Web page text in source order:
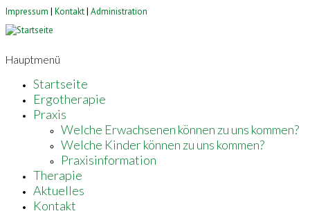
Impressum | Kontakt| Administration
Hauptmenü
Startseite
Ergotherapie
Praxis
Welche Erwachsenen können zu uns kommen?
Welche Kinder können zu uns kommen?
Praxisinformation
Therapie
Aktuelles
Kontakt